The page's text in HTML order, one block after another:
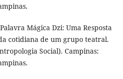
Mágica Dzi: Uma Resposta
cotidiana de um grupo teatral.
Social). Campinas: